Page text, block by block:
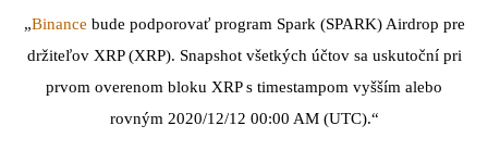
„Binance bude podporovať program Spark (SPARK) Airdrop pre
držiteľov XRP (XRP). Snapshot všetkých účtov sa uskutoční pri
prvom overenom bloku XRP s timestampom vyšším alebo
rovným 2020/12/12 00:00 AM (UTC).“